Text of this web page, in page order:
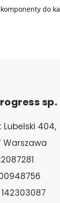
komponenty do
sp.
Lubelski 404,
142303087